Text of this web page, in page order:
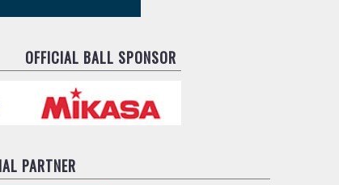
OFFICIAL BALL SPONSOR
PARTNER